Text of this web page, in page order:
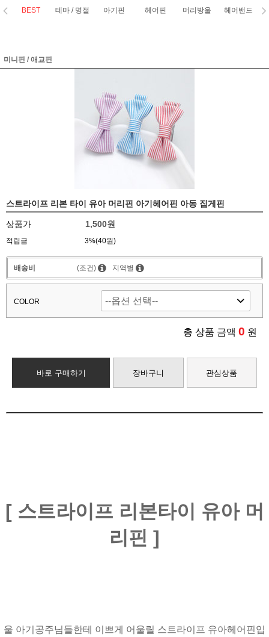
BEST 테마 / 명절 아기핀 헤어핀 머리방울 헤어밴드
미니핀 / 애교핀
스트라이프 리본 타이 유아 머리핀 아기헤어핀 아동 집게핀
상품가 1,500원
적립금 3%(40원)
배송비 (조건) 지역별
COLOR
총 상품 금액 0 원
바로 구매하기 장바구니 관심상품
[ 스트라이프 리본타이 유아 머
리핀 ]
울 아기공주님들한테 이쁘게 어울릴 스트라이프 유아헤어핀입